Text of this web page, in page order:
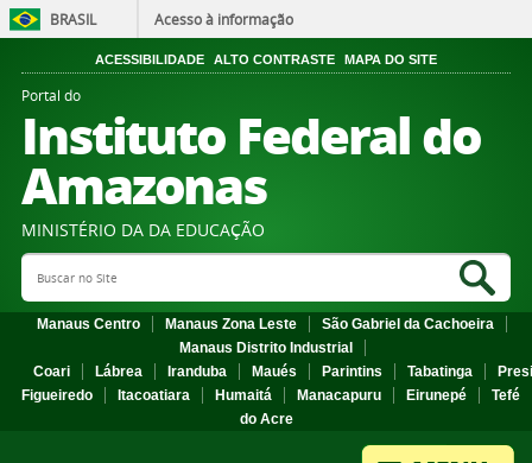
BRASIL Acesso à informação
ACESSIBILIDADE ALTO CONTRASTE MAPA DO SITE
Portal do
Instituto Federal do
Amazonas
MINISTÉRIO DA DA EDUCAÇÃO
Search Site
Manaus Centro Manaus Zona Leste
São Gabriel da Cachoeira
Manaus Distrito Industrial
Coari
Lábrea Iranduba Maués Parintins Tabatinga
Figueiredo
Itacoatiara Humaitá Manacapuru Eirunepé
Tefé
do Acre